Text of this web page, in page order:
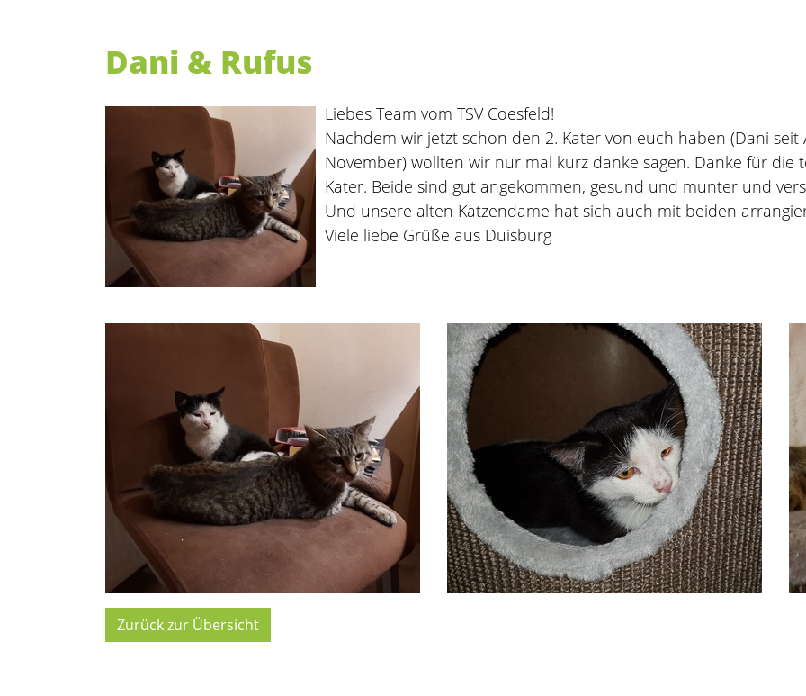
Dani & Rufus
Liebes Team vom TSV Coesfeld!
Nachdem wir jetzt schon den 2. Kater von euch haben (Dani seit
November) wollten wir nur mal kurz danke sagen. Danke für
Kater. Beide sind gut angekommen, gesund und munter und
Und unsere alten Katzendame hat sich auch mit beiden
Viele liebe Grüße aus Duisburg
Zurück zur Übersicht